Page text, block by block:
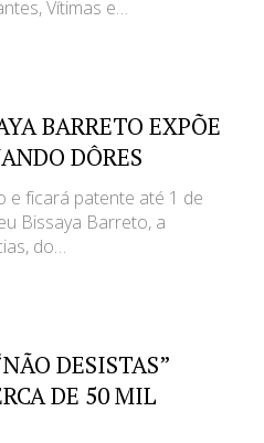
Vítimas e…
BARRETO EXPÕE
DÔRES
e ficará patente até 1 de
Bissaya Barreto, a
do…
DESISTAS”
DE 50 MIL